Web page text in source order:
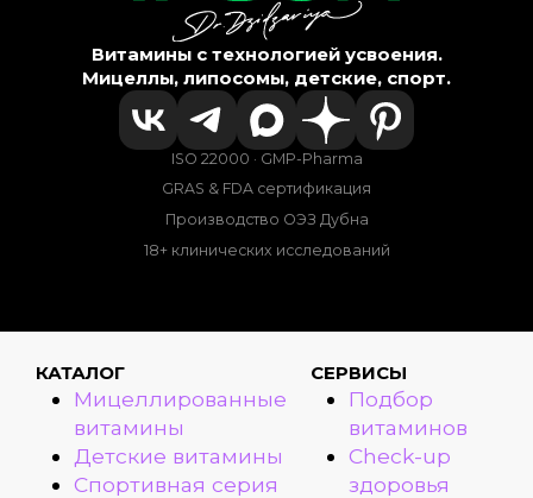
Витамины с технологией усвоения.
Мицеллы, липосомы, детские, спорт.
ISO 22000 · GMP-Pharma
GRAS & FDA сертификация
Производство ОЭЗ Дубна
18+ клинических исследований
КАТАЛОГ
Мицеллированные
витамины
Детские витамины
Спортивная серия
СЕРВИСЫ
Подбор
витаминов
Check-up
здоровья